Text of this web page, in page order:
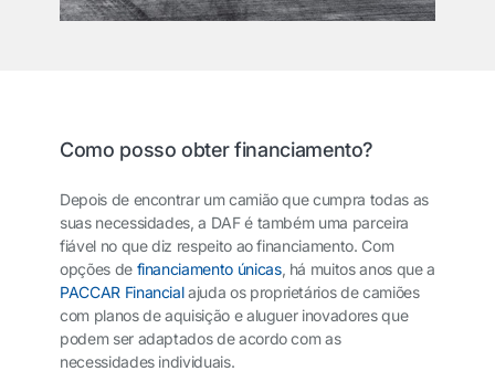
Como posso obter financiamento?
Depois de encontrar um camião que cumpra todas as
suas necessidades, a DAF é também uma parceira
fiável no que diz respeito ao financiamento. Com
opções de financiamento únicas, há muitos anos que a
PACCAR Financialajuda os proprietários de camiões
com planos de aquisição e aluguer inovadores que
podem ser adaptados de acordo com as
necessidades individuais.